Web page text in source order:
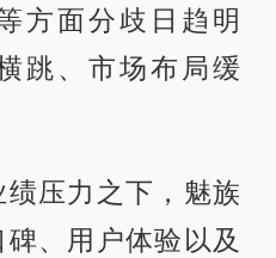
方面分歧日趋明
跳、市场布局缓
压力之下，魅族
、用户体验以及